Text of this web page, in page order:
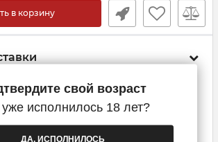
в корзину
от 2-х блоков
Новой почты
Почты
свой возраст
исполнилось 18 лет?
ДА, ИСПОЛНИЛОСЬ